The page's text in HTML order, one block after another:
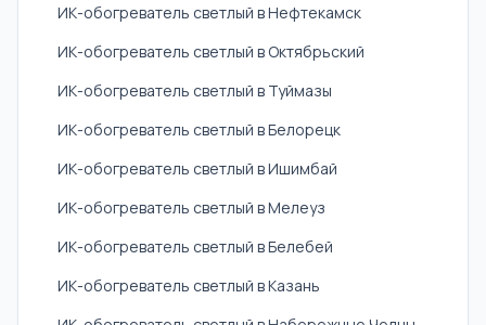
ИК-обогреватель светлый в Нефтекамск
ИК-обогреватель светлый в Октябрьский
ИК-обогреватель светлый в Туймазы
ИК-обогреватель светлый в Белорецк
ИК-обогреватель светлый в Ишимбай
ИК-обогреватель светлый в Мелеуз
ИК-обогреватель светлый в Белебей
ИК-обогреватель светлый в Казань